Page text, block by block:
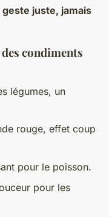
juste, jamais
condiments
légumes, un
rouge, effet coup
pour le poisson.
pour les